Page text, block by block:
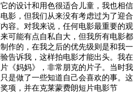
的设计和用色很适合儿童，我也相信
影，但我们从来没有考虑过为了迎合
容。对我来说，任何电影最重要的观
可能有点自私自大，但我所有电影都
作的，在我之后的优先级则是和我一
告诉我，这样拍电影才能出头。我在
《妈妈》，非常朋克的片子。当时我
是做了一些知道自己会喜欢的事。这
项，并在克莱蒙费朗短片电影节